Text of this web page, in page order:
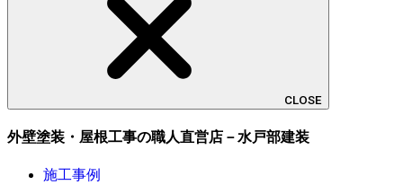
CLOSE
外壁塗装・屋根工事の職人直営店－水戸部建装
施工事例